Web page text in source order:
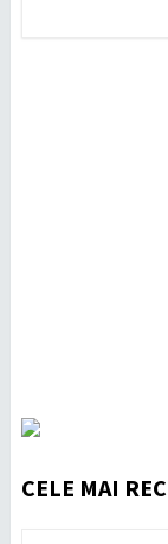
CELE MAI